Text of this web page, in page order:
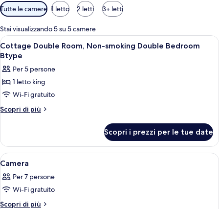
Filtri
disponibili
per
le
camere
Tutte le camere 1 letto 2 letti 3+ letti
Stai visualizzando 5 su 5 camere
Apri
tutte
le
foto
per
Cottage
Double
smoking
Double
Bedroom
Btype
Camera da letto con un letto, un
1
Cottage Double Room, Non-smoking Double Bedroom
Btype
Per 5 persone
1 letto king
Wi-Fi gratuito
Scopri di più
Altri
Double
Room,
Non-
Double
Bedroom
Scopri i prezzi per le tue date
Apri
tutte
le
foto
per
Un soggiorno moderno con un
1
Camera
Per 7 persone
Wi-Fi gratuito
Scopri di più
Altri